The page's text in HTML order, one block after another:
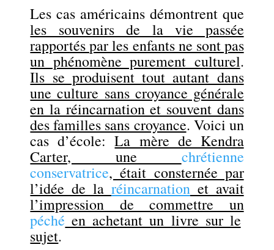
Les cas américains démontrent que
les souvenirs de la vie passée
rapportés par les enfants ne sont pas
un phénomène purement culturel.
Ils se produisent tout autant dans
une culture sans croyance générale
en la réincarnation et souvent dans
des familles sans croyance. Voici un
cas d’école:La mère de Kendra
Carter, une chrétienne
conservatrice, était consternée par
l’idée de la réincarnationet avait
l’impression de commettre un
péché en achetant un livre sur le
sujet.